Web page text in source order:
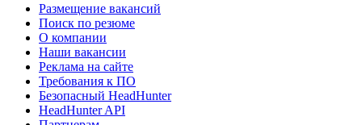
Размещение вакансий
Поиск по резюме
О компании
Наши вакансии
Реклама на сайте
Требования к ПО
Безопасный HeadHunter
HeadHunter API